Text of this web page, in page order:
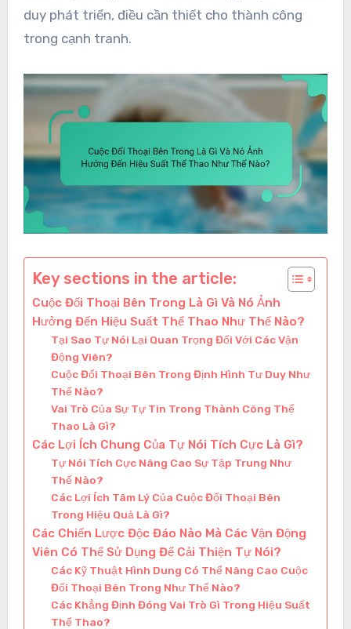
duy phát triển, điều cần thiết cho thành công
trong cạnh tranh.
Key sections in the article:
Cuộc Đối Thoại Bên Trong Là Gì Và Nó Ảnh
Hưởng Đến Hiệu Suất Thể Thao Như Thế Nào?
Tại Sao Tự Nói Lại Quan Trọng Đối Với Các Vận
Động Viên?
Cuộc Đối Thoại Bên Trong Định Hình Tư Duy Như
Thế Nào?
Vai Trò Của Sự Tự Tin Trong Thành Công Thể
Thao Là Gì?
Các Lợi Ích Chung Của Tự Nói Tích Cực Là Gì?
Tự Nói Tích Cực Nâng Cao Sự Tập Trung Như
Thế Nào?
Các Lợi Ích Tâm Lý Của Cuộc Đối Thoại Bên
Trong Hiệu Quả Là Gì?
Các Chiến Lược Độc Đáo Nào Mà Các Vận Động
Viên Có Thể Sử Dụng Để Cải Thiện Tự Nói?
Các Kỹ Thuật Hình Dung Có Thể Nâng Cao Cuộc
Đối Thoại Bên Trong Như Thế Nào?
Các Khẳng Định Đóng Vai Trò Gì Trong Hiệu Suất
Thể Thao?